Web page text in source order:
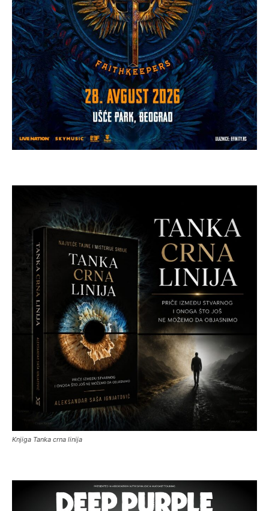
Knjiga Tanka crna linija